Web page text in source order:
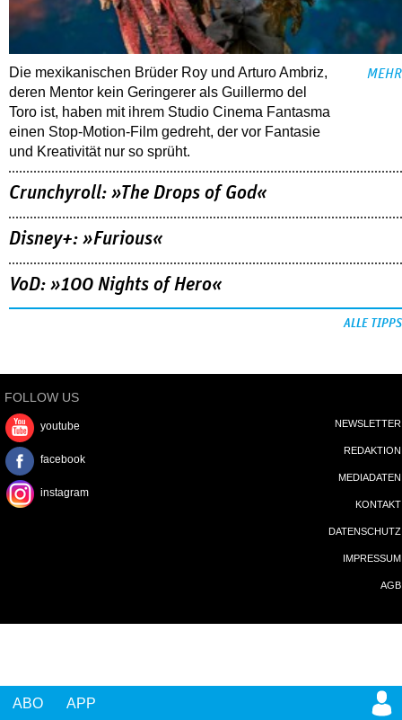
ABO APP
Die mexikanischen Brüder Roy und Arturo Ambriz,
deren Mentor kein Geringerer als Guillermo del
Toro ist, haben mit ihrem Studio Cinema Fantasma
einen Stop-Motion-Film gedreht, der vor Fantasie
und Kreativität nur so sprüht.
MEHR
Crunchyroll: »The Drops of God«
Disney+: »Furious«
VoD: »100 Nights of Hero«
ALLE TIPPS
FOLLOW US
youtube
facebook
instagram
NEWSLETTER
REDAKTION
MEDIADATEN
KONTAKT
DATENSCHUTZ
IMPRESSUM
AGB